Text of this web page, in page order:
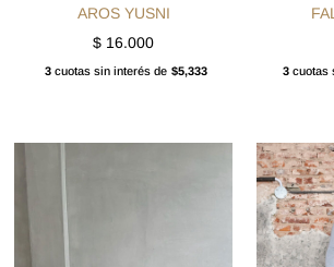
AROS YUSNI
$ 16.000
3cuotas sin interés de $5,333 3 cuotas